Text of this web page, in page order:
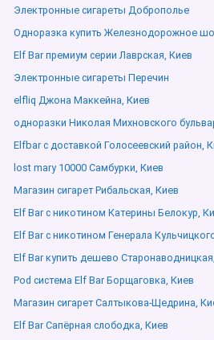
Электронные сигареты Доброполье
Одноразка купить Железнодорожное
Elf Bar премиум серии Лаврская, Киев
Электронные сигареты Перечин
elfliq Джона Маккейна, Киев
одноразки Николая Михновского
Elfbar с доставкой Голосеевский район,
lost mary 10000 Самбурки, Киев
Магазин сигарет Рибальская, Киев
Elf Bar с никотином Катерины Белокур,
Elf Bar с никотином Генерала
Elf Bar купить дешево
Pod система Elf Bar Борщаговка, Киев
Магазин сигарет Салтыкова-Щедрина,
Elf Bar Сапёрная слободка, Киев